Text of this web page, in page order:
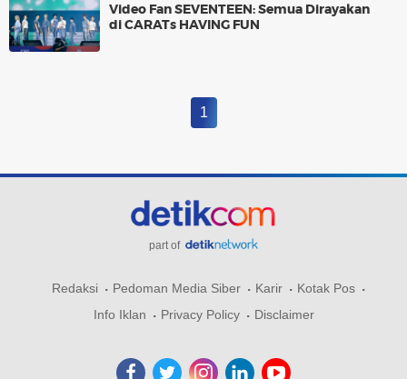
Video Fan SEVENTEEN: Semua Dirayakan
di CARATs HAVING FUN
1
part of
Redaksi Pedoman Media Siber Karir
Kotak Pos
Info Iklan
Privacy Policy Disclaimer